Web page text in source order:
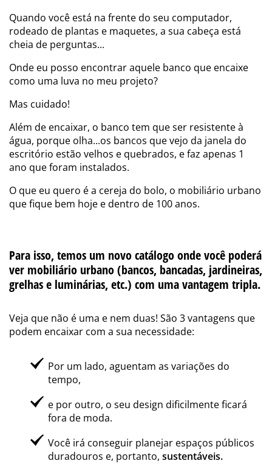
Quando você está na frente do seu computador,
rodeado de plantas e maquetes, a sua cabeça está
cheia de perguntas...
Onde eu posso encontrar aquele banco que encaixe
como uma luva no meu projeto?
Mas cuidado!
Além de encaixar, o banco tem que ser resistente à
água, porque olha...os bancos que vejo da janela do
escritório estão velhos e quebrados, e faz apenas 1
ano que foram instalados.
O que eu quero é a cereja do bolo, o mobiliário urbano
que fique bem hoje e dentro de 100 anos.
Para isso, temos um novo catálogo onde você poderá
ver mobiliário urbano (bancos, bancadas, jardineiras,
grelhas e luminárias, etc.) com uma vantagem tripla.
Veja que não é uma e nem duas! São 3 vantagens que
podem encaixar com a sua necessidade:
Por um lado, aguentam as variações do
tempo,
e por outro, o seu design dificilmente ficará
fora de moda.
Você irá conseguir planejar espaços públicos
duradouros e, portanto, sustentáveis.